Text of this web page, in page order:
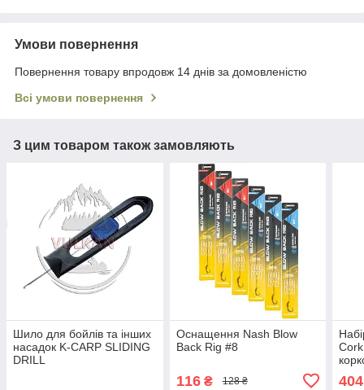
Умови повернення
Повернення товару впродовж 14 днів за домовленістю
Всі умови повернення
З цим товаром також замовляють
Шило для бойлів та інших
насадок K-CARP SLIDING
DRILL
Оснащення Nash Blow
Back Rig #8
116₴ 128 ₴ 404